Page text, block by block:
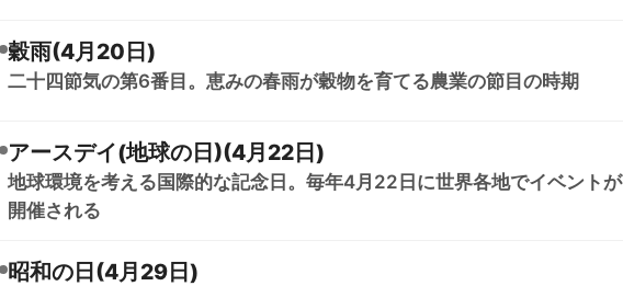
穀雨(4月20日)
二十四節気の第6番目。恵みの春雨が穀物を育てる農業の節目の時期
アースデイ(地球の日)(4月22日)
地球環境を考える国際的な記念日。毎年4月22日に世界各地でイベントが
開催される
昭和の日(4月29日)